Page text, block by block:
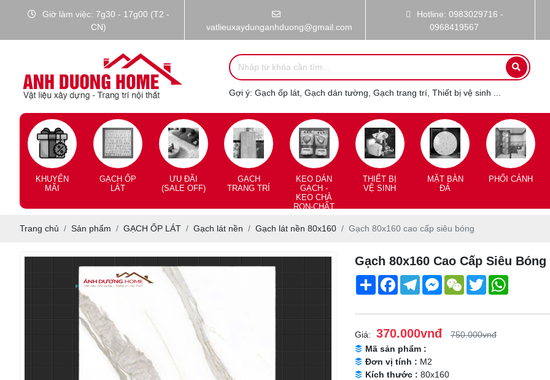
Giờ làm việc: 7g30 - 17g00 (T2 -
CN)
vatlieuxaydunganhduong@gmail.com
Hotline: 0983029716 -
0968419567
Gợi ý: Gạch ốp lát, Gạch dán tường, Gạch trang trí, Thiết bị vệ sinh ...
KHUYẾN
MÃI
GẠCH ỐP
LÁT
ƯU ĐÃI
(SALE OFF)
GẠCH
TRANG TRÍ
KEO DÁN
GẠCH -
KEO CHÀ
RON-CHẤT
THẤM
THIẾT BỊ
VỆ SINH
MẶT BÀN
ĐÁ
PHỐI CẢNH
Trang chủ Sản phẩm GẠCH ỐP LÁT Gạch lát nền Gạch lát nền 80x160 Gạch 80x160 cao cấp siêu bóng
Gạch 80x160 Cao Cấp Siêu Bóng
ShareFacebookTelegramMessenger
WeChatTwitterWhatsApp
Giá: 370.000vnđ
750.000vnđ
Mã sản phẩm :
Đơn vị tính : M2
Kích thước : 80x160